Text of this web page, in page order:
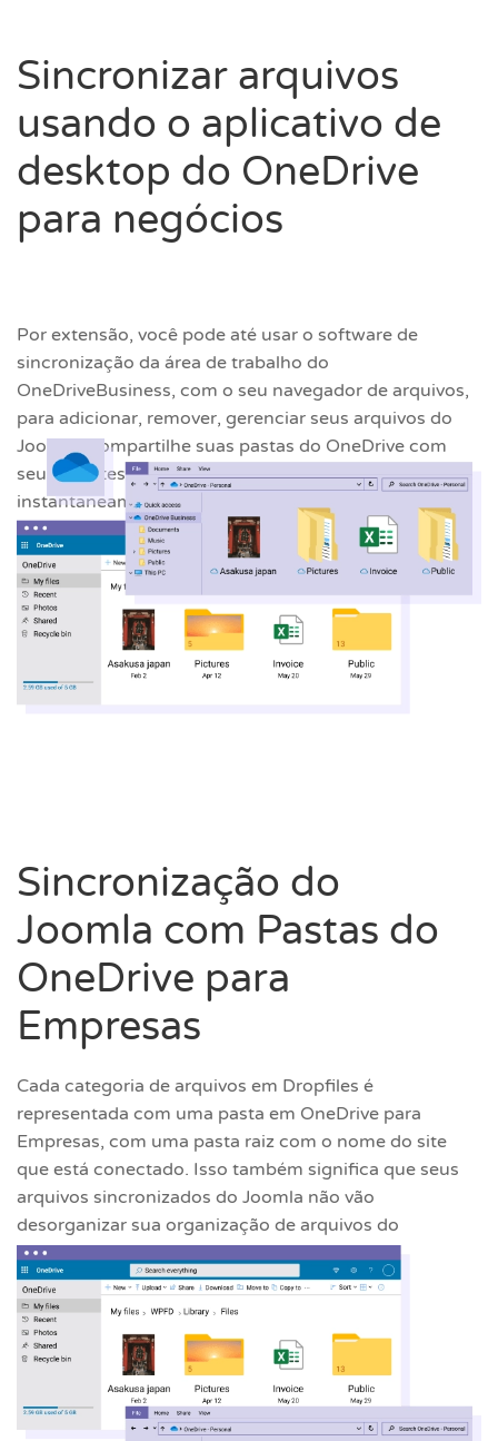
Sincronizar arquivos
usando o aplicativo de
desktop do OneDrive
para negócios
Por extensão, você pode até usar o software de
sincronização da área de trabalho do
OneDriveBusiness, com o seu navegador de arquivos,
para adicionar, remover, gerenciar seus arquivos do
Joomla. Compartilhe suas pastas do OneDrive com
seus clientes ou parceiros de negócios e envie
instantaneamente arquivos para o seu site Joomla!
Sincronização do
Joomla com Pastas do
OneDrive para
Empresas
Cada categoria de arquivos em Dropfiles é
representada com uma pasta em OneDrive para
Empresas, com uma pasta raiz com o nome do site
que está conectado. Isso também significa que seus
arquivos sincronizados do Joomla não vão
desorganizar sua organização de arquivos do
OneDrive .